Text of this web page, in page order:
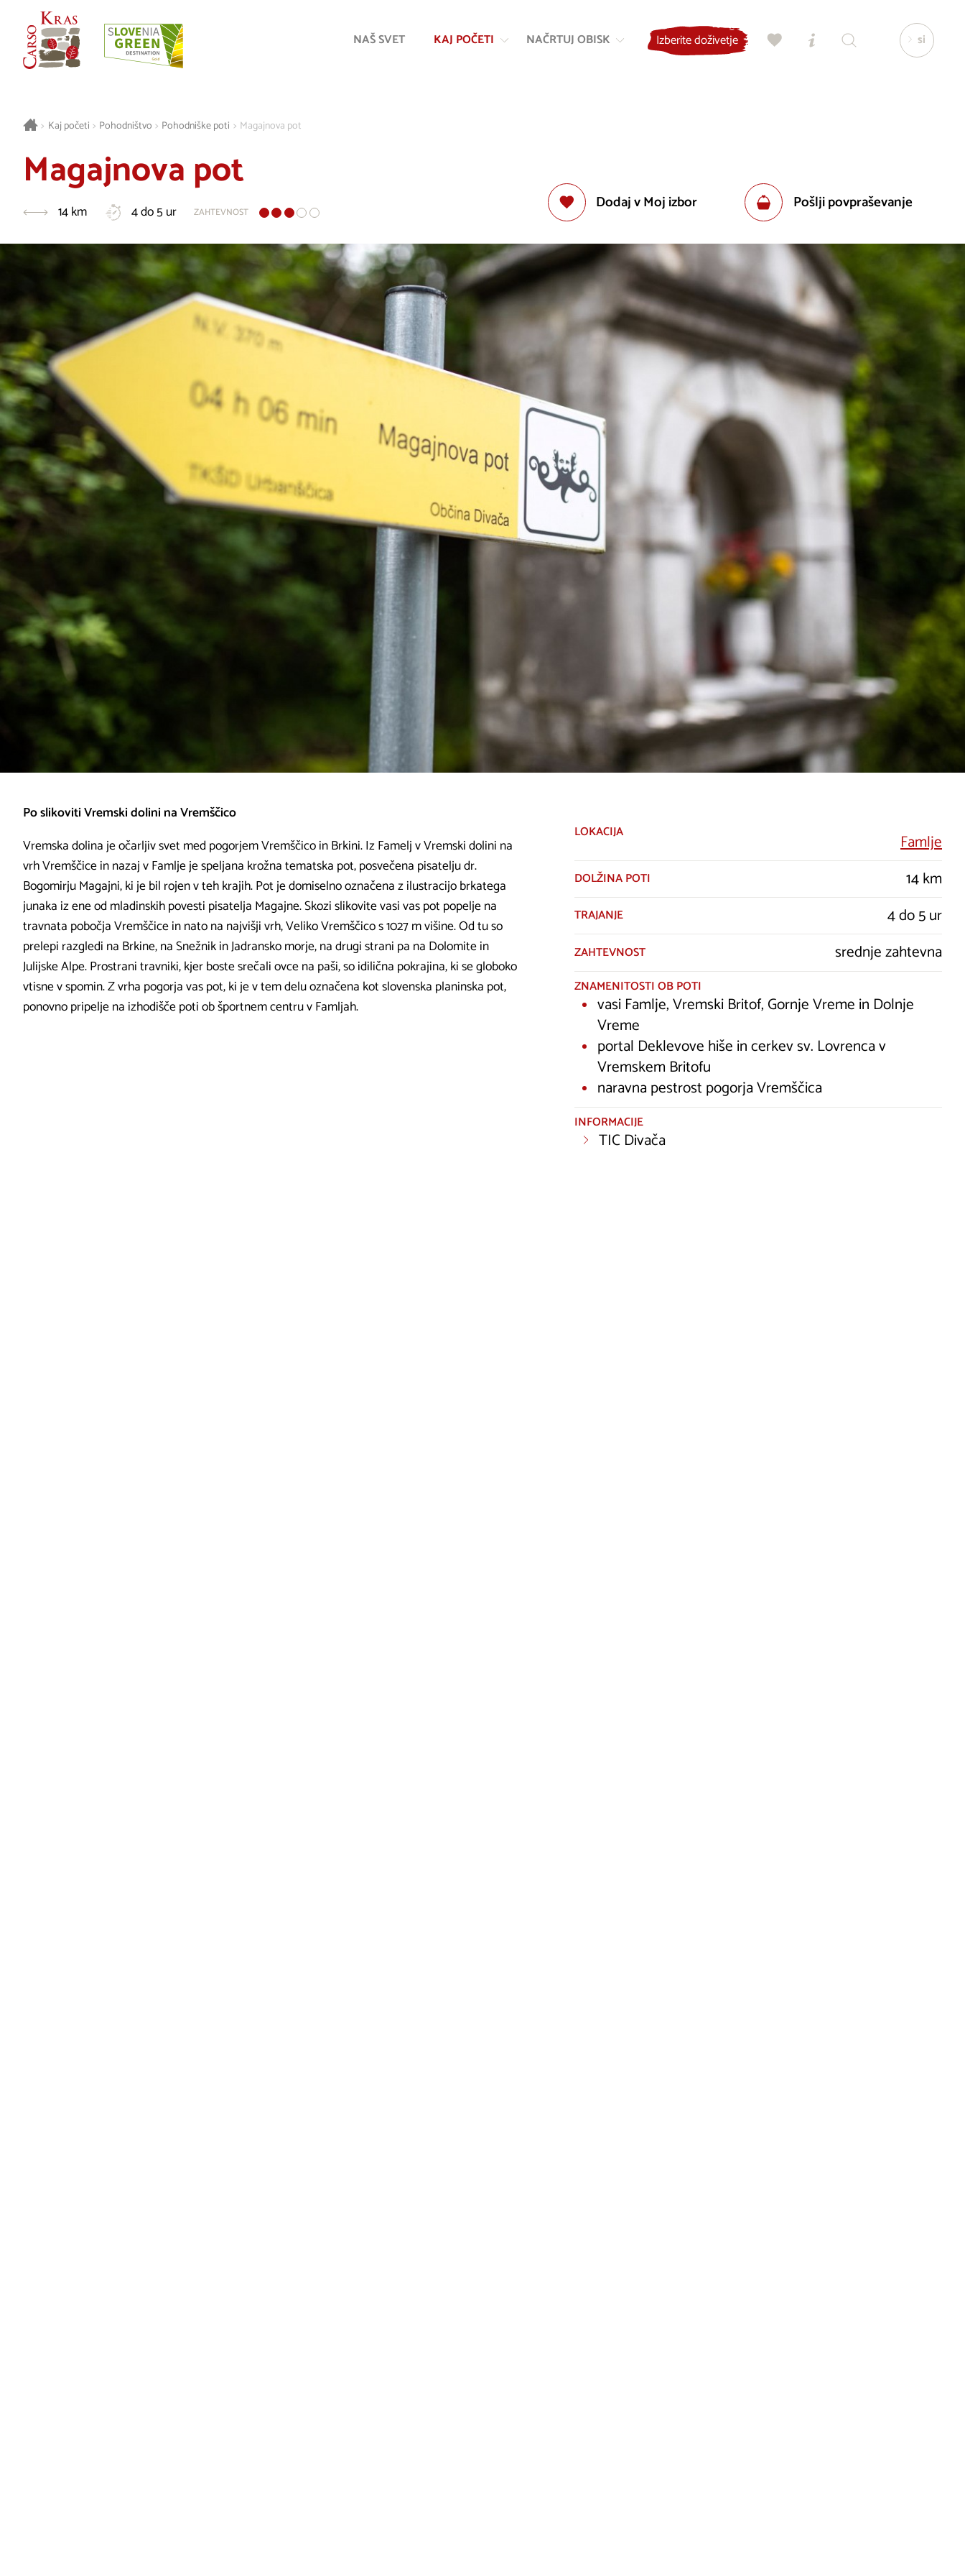
vsebino
NAŠ SVET KAJ POČETI NAČRTUJ OBISK Izberite doživetje si
> Kaj početi > Pohodništvo > Pohodniške poti > Magajnova pot
Magajnova pot
14 km 4 do 5 ur ZAHTEVNOST Dodaj v Moj izbor Pošlji povpraševanje
Po slikoviti Vremski dolini na Vremščico
Vremska dolina je očarljiv svet med pogorjem Vremščico in Brkini. Iz Famelj v Vremski dolini na
vrh Vremščice in nazaj v Famlje je speljana krožna tematska pot, posvečena pisatelju dr.
Bogomirju Magajni, ki je bil rojen v teh krajih. Pot je domiselno označena z ilustracijo brkatega
junaka iz ene od mladinskih povesti pisatelja Magajne. Skozi slikovite vasi vas pot popelje na
travnata pobočja Vremščice in nato na najvišji vrh, Veliko Vremščico s 1027 m višine. Od tu so
prelepi razgledi na Brkine, na Snežnik in Jadransko morje, na drugi strani pa na Dolomite in
Julijske Alpe. Prostrani travniki, kjer boste srečali ovce na paši, so idilična pokrajina, ki se globoko
vtisne v spomin. Z vrha pogorja vas pot, ki je v tem delu označena kot slovenska planinska pot,
ponovno pripelje na izhodišče poti ob športnem centru v Famljah.
LOKACIJA Famlje
DOLŽINA POTI 14 km
TRAJANJE 4 do 5 ur
ZAHTEVNOST srednje zahtevna
ZNAMENITOSTI OB POTI
vasi Famlje, Vremski Britof, Gornje Vreme in Dolnje
Vreme
portal Deklevove hiše in cerkev sv. Lovrenca v
Vremskem Britofu
naravna pestrost pogorja Vremščica
INFORMACIJE
TIC Divača